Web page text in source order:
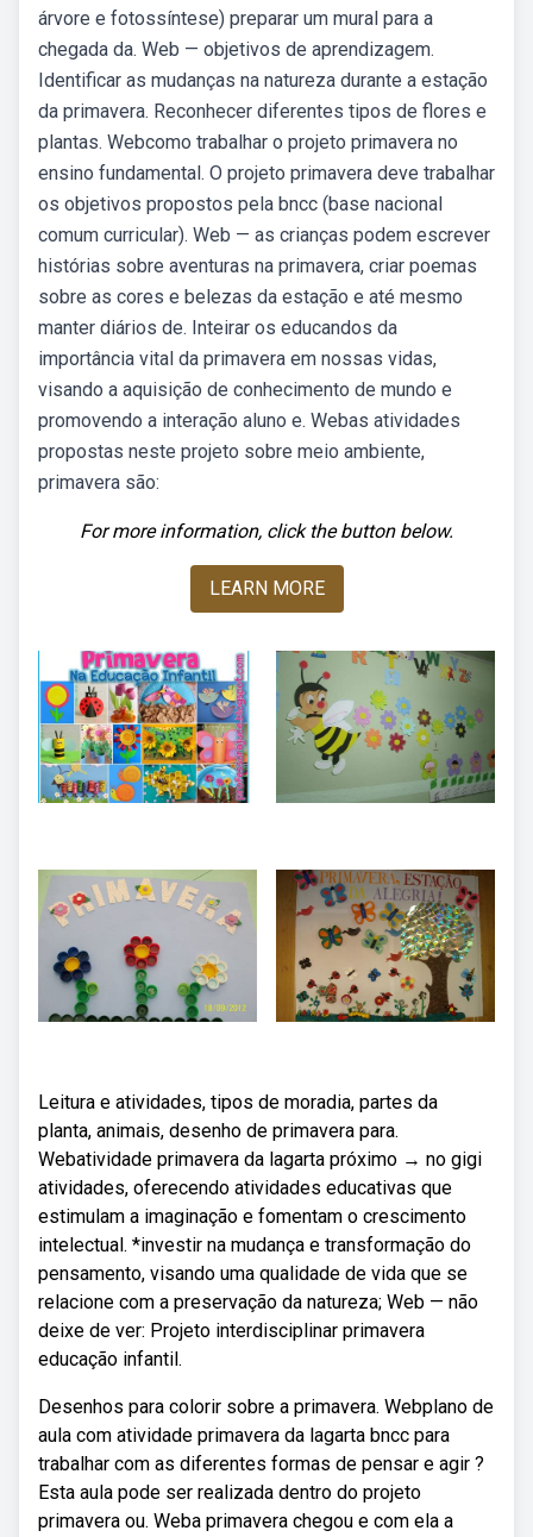
árvore e fotossíntese) preparar um mural para a
chegada da. Web — objetivos de aprendizagem.
Identificar as mudanças na natureza durante a estação
da primavera. Reconhecer diferentes tipos de flores e
plantas. Webcomo trabalhar o projeto primavera no
ensino fundamental. O projeto primavera deve trabalhar
os objetivos propostos pela bncc (base nacional
comum curricular). Web — as crianças podem escrever
histórias sobre aventuras na primavera, criar poemas
sobre as cores e belezas da estação e até mesmo
manter diários de. Inteirar os educandos da
importância vital da primavera em nossas vidas,
visando a aquisição de conhecimento de mundo e
promovendo a interação aluno e. Webas atividades
propostas neste projeto sobre meio ambiente,
primavera são:
For more information, click the button below.
LEARN MORE
Leitura e atividades, tipos de moradia, partes da
planta, animais, desenho de primavera para.
Webatividade primavera da lagarta próximo → no gigi
atividades, oferecendo atividades educativas que
estimulam a imaginação e fomentam o crescimento
intelectual. *investir na mudança e transformação do
pensamento, visando uma qualidade de vida que se
relacione com a preservação da natureza; Web — não
deixe de ver: Projeto interdisciplinar primavera
educação infantil.
Desenhos para colorir sobre a primavera. Webplano de
aula com atividade primavera da lagarta bncc para
trabalhar com as diferentes formas de pensar e agir ?
Esta aula pode ser realizada dentro do projeto
primavera ou. Weba primavera chegou e com ela a